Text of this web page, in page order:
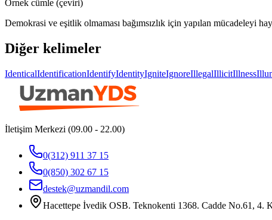
Örnek cümle (çeviri)
Demokrasi ve eşitlik olmaması bağımsızlık için yapılan mücadeleyi
Diğer kelimeler
IdenticalIdentificationIdentifyIdentityIgniteIgnoreIllegalIllicitIllness
İletişim Merkezi (09.00 - 22.00)
0(312) 911 37 15
0(850) 302 67 15
destek@uzmandil.com
Hacettepe İvedik OSB. Teknokenti 1368. Cadde No.61,